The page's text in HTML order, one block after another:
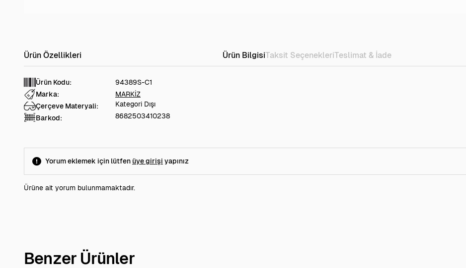
Ürün Kodu:
94389S-C1
Marka:
MARKİZ
Çerçeve Materyali:
Kategori Dışı
Barkod:
8682503410238
Ürün BilgisiTaksit SeçenekleriTeslimat & İade
Yorum eklemek için lütfen üye girişi yapınız
Ürüne ait yorum bulunmamaktadır.
Benzer Ürünler